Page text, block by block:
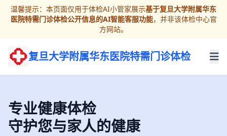
温馨提示：本页面仅用于体检AI小管家展示基于复旦大学附属华东
医院特需门诊体检公开信息的AI智能客服功能，并非该体检中心官
方网站。
复旦大学附属华东医院特需门诊体检
专业健康体检
守护您与家人的健康